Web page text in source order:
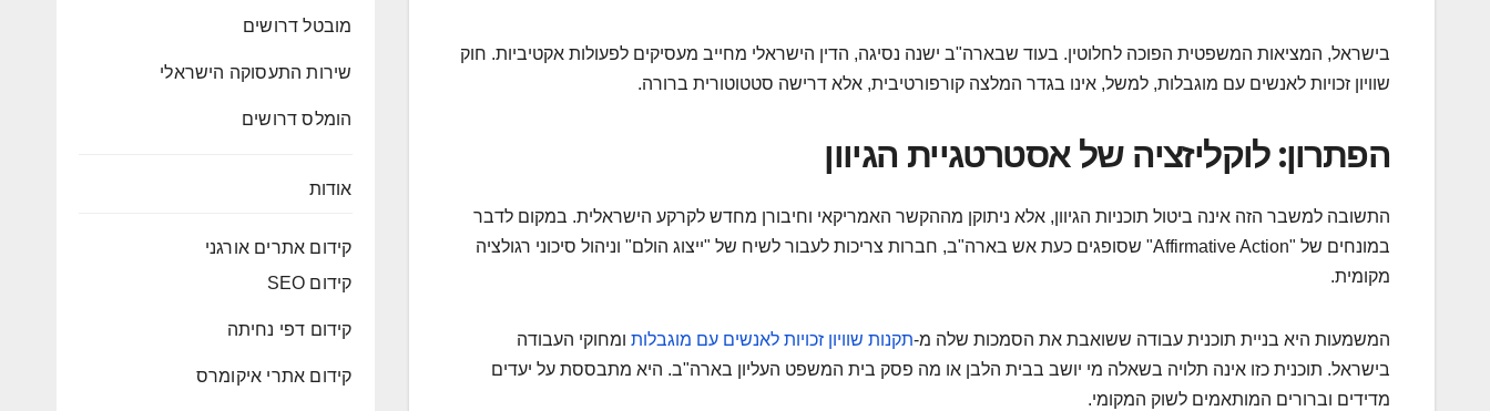
בישראל, המציאות המשפטית הפוכה לחלוטין. בעוד שבארה"ב ישנה נסיגה, הדין הישראלי מחייב מעסיקים לפעולות אקטיביות. חוק
שוויון זכויות לאנשים עם מוגבלות, למשל, אינו בגדר המלצה קורפורטיבית, אלא דרישה סטטוטורית ברורה.
הפתרון: לוקליזציה של אסטרטגיית הגיוון
התשובה למשבר הזה אינה ביטול תוכניות הגיוון, אלא ניתוקן מההקשר האמריקאי וחיבורן מחדש לקרקע הישראלית. במקום לדבר
במונחים של "Affirmative Action" שסופגים כעת אש בארה"ב, חברות צריכות לעבור לשיח של "ייצוג הולם" וניהול סיכוני רגולציה
מקומית.
המשמעות היא בניית תוכנית עבודה ששואבת את הסמכות שלה מ-תקנות שוויון זכויות לאנשים עם מוגבלות ומחוקי העבודה
בישראל. תוכנית כזו אינה תלויה בשאלה מי יושב בבית הלבן או מה פסק בית המשפט העליון בארה"ב. היא מתבססת על יעדים
מדידים וברורים המותאמים לשוק המקומי.
מובטל דרושים
שירות התעסוקה הישראלי
הומלס דרושים
אודות
קידום אתרים אורגני
קידום SEO
קידום דפי נחיתה
קידום אתרי איקומרס